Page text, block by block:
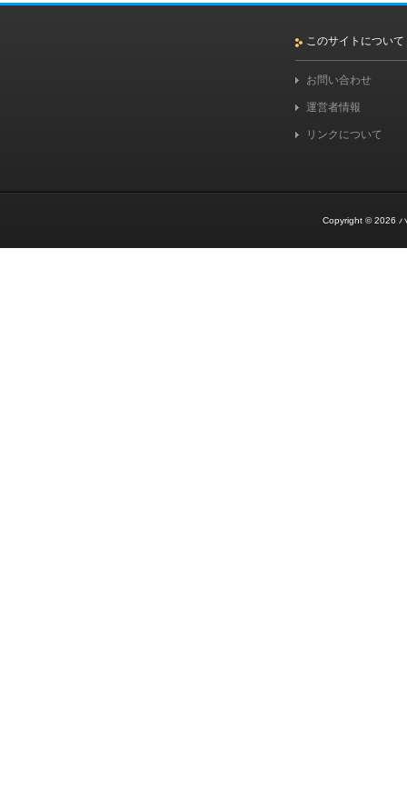
このサイトについて
お問い合わせ
運営者情報
リンクについて
Copyright © 2026